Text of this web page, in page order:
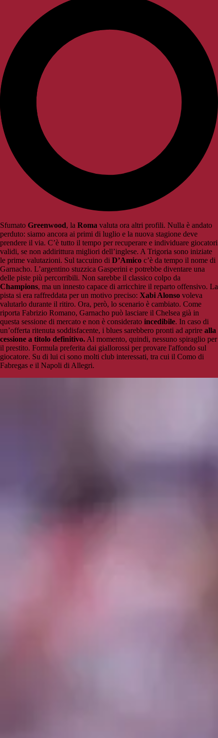
Sfumato Greenwood, la Roma valuta ora altri profili. Nulla è andato
perduto: siamo ancora ai primi di luglio e la nuova stagione deve
prendere il via. C’è tutto il tempo per recuperare e individuare giocatori
validi, se non addirittura migliori dell’inglese. A Trigoria sono iniziate
le prime valutazioni. Sul taccuino di D’Amico c’è da tempo il nome di
Garnacho. L’argentino stuzzica Gasperini e potrebbe diventare una
delle piste più percorribili. Non sarebbe il classico colpo da
Champions, ma un innesto capace di arricchire il reparto offensivo. La
pista si era raffreddata per un motivo preciso: Xabi Alonso voleva
valutarlo durante il ritiro. Ora, però, lo scenario è cambiato. Come
riporta Fabrizio Romano, Garnacho può lasciare il Chelsea già in
questa sessione di mercato e non è considerato incedibile. In caso di
un’offerta ritenuta soddisfacente, i blues sarebbero pronti ad aprire alla
cessione a titolo definitivo.Al momento, quindi, nessuno spiraglio per
il prestito. Formula preferita dai giallorossi per provare l'affondo sul
giocatore. Su di lui ci sono molti club interessati, tra cui il Como di
Fabregas e il Napoli di Allegri.